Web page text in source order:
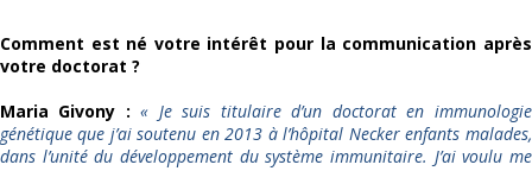
Comment est né votre intérêt pour la communication après
votre doctorat ?
Maria Givony : « Je suis titulaire d’un doctorat en immunologie
génétique que j’ai soutenu en 2013 à l’hôpital Necker enfants malades,
dans l’unité du développement du système immunitaire. J’ai voulu me